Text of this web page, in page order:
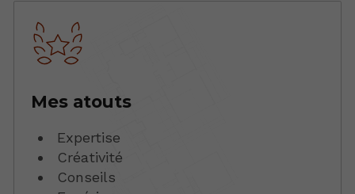
Mes atouts
Expertise
Créativité
Conseils